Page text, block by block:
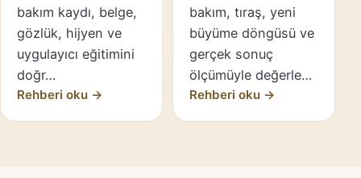
bakım kaydı, belge,
gözlük, hijyen ve
uygulayıcı eğitimini
doğr…
Rehberi oku →
bakım, tıraş, yeni
büyüme döngüsü ve
gerçek sonuç
ölçümüyle değerle…
Rehberi oku →